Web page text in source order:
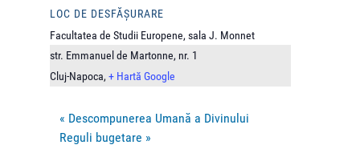
LOC DE DESFĂȘURARE
Facultatea de Studii Europene, sala J. Monnet
str. Emmanuel de Martonne, nr. 1
Cluj-Napoca, + Hartă Google
« Descompunerea Umană a Divinului
Reguli bugetare »